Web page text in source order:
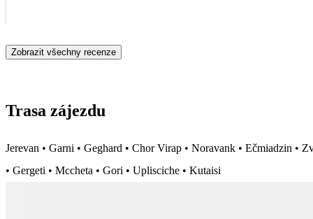
Zobrazit všechny recenze
Trasa zájezdu
Jerevan • Garni • Geghard • Chor Virap • Noravank • Ečmiadzin •
• Gergeti • Mccheta • Gori • Uplisciche • Kutaisi